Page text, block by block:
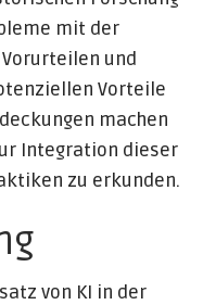
mit der
und
Vorteile
machen
Integration dieser
zu erkunden.
von KI in der